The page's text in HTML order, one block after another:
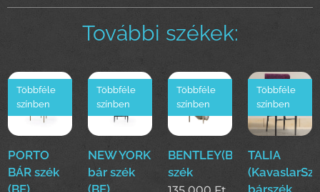
További székek:
PORTO
BÁR szék
Többféle
színben
NEW YORK
bár szék
Többféle
színben
BENTLEY(BE)
szék
Többféle
színben
TALIA
Többféle
színben